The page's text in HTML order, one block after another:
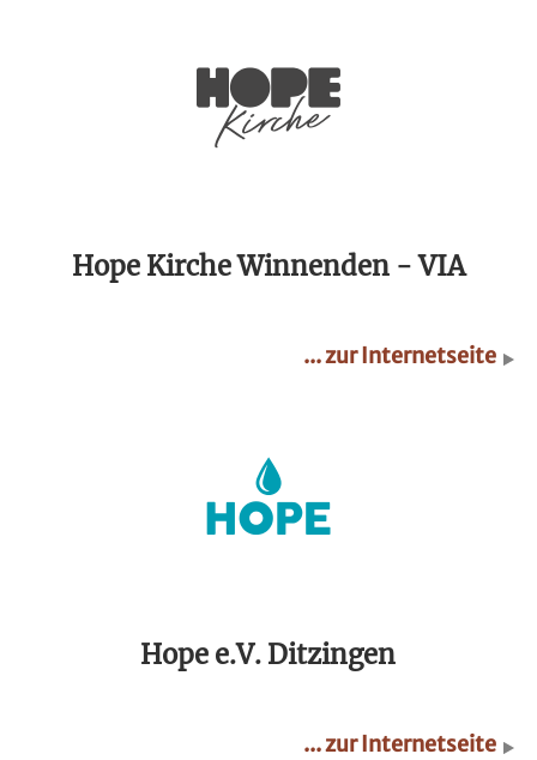
Hope Kirche Winnenden - VIA
... zur Internetseite
Hope e.V. Ditzingen
... zur Internetseite